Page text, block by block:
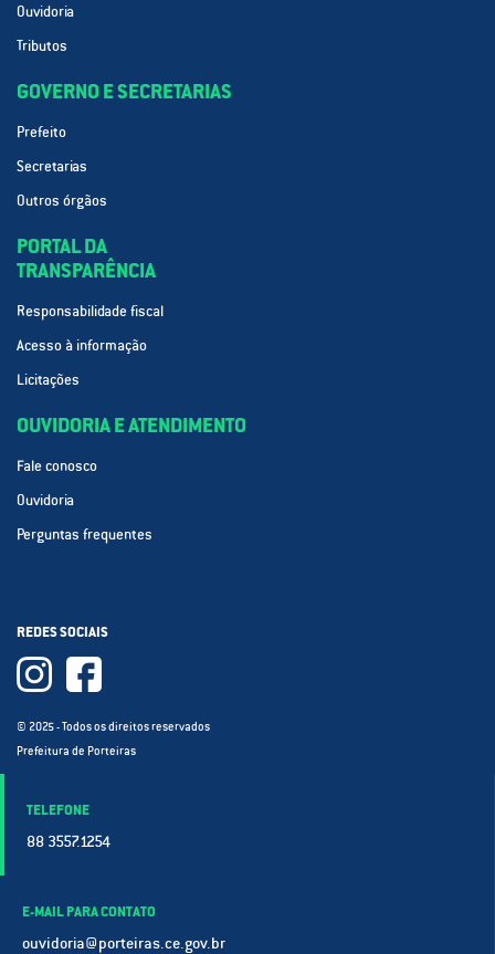
Ouvidoria
Tributos
GOVERNO E SECRETARIAS
Prefeito
Secretarias
Outros órgãos
PORTAL DA
TRANSPARÊNCIA
Responsabilidade fiscal
Acesso à informação
Licitações
OUVIDORIA E ATENDIMENTO
Fale conosco
Ouvidoria
Perguntas frequentes
REDES SOCIAIS
© 2025 - Todos os direitos reservados
Prefeitura de Porteiras
TELEFONE
88 3557.1254
E-MAIL PARA CONTATO
ouvidoria@porteiras.ce.gov.br